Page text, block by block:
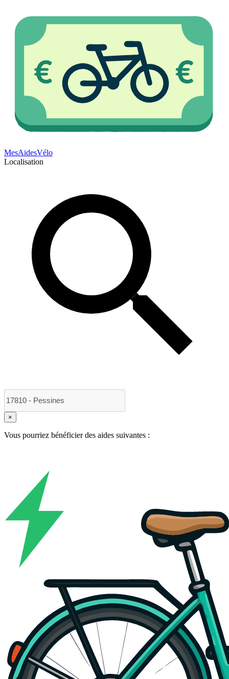
MesAidesVélo
Localisation
×
Vous pourriez bénéficier des aides suivantes :